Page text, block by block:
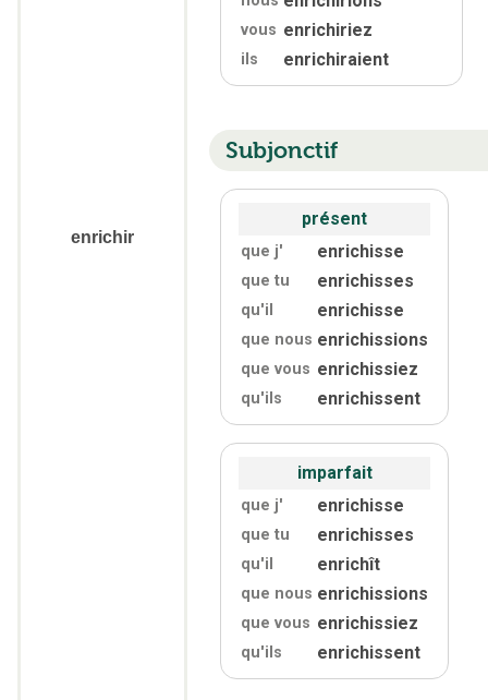
enrichir
vous enrichiriez
ils enrichiraient
Subjonctif
présent
que j' enrichisse
que tu enrichisses
qu'il enrichisse
que nous enrichissions
que vous enrichissiez
qu'ils enrichissent
imparfait
que j' enrichisse
que tu enrichisses
qu'il enrichît
que nous enrichissions
que vous enrichissiez
qu'ils enrichissent